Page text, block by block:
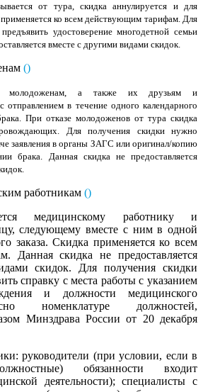
от тура, скидка аннулируется и для
ко всем действующим тарифам. Для
удостоверение многодетной семьи
вместе с другими видами скидок.
()
молодоженам, а также их друзьям и
отправлением в течение одного календарного
При отказе молодоженов от тура скидка
Для получения скидки нужно
заявления в органы ЗАГС или оригинал/копию
брака. Данная скидка не предоставляется
работникам ()
медицинскому работнику и
следующему вместе с ним в одной
заказа. Скидка применяется ко всем
Данная скидка не предоставляется
скидок. Для получения скидки
справку с места работы с указанием
и должности медицинского
номенклатуре должностей,
Минздрава России от 20 декабря
руководители (при условии, если в
обязанности входит
деятельности); специалисты с